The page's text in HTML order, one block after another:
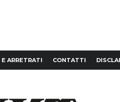
ARRETRATI CONTATTI